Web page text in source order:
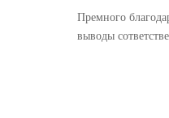
Премного
выводы